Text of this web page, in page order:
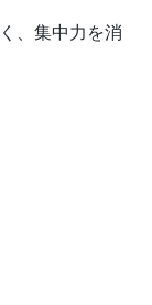
、集中力を消